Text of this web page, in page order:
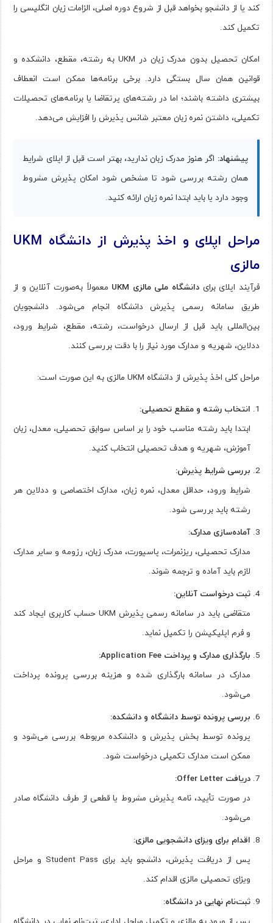
کند یا از دانشجو بخواهد قبل از شروع دوره اصلی، الزامات زبان انگلیسی را
تکمیل کند.
امکان تحصیل بدون مدرک زبان در UKM به رشته، مقطع، دانشکده و
قوانین همان سال بستگی دارد. برخی برنامه‌ها ممکن است انعطاف
بیشتری داشته باشند؛ اما در رشته‌های پرتقاضا یا برنامه‌های تحصیلات
تکمیلی، داشتن نمره زبان معتبر شانس پذیرش را افزایش می‌دهد.
پیشنهاد: اگر هنوز مدرک زبان ندارید، بهتر است قبل از اپلای شرایط
همان رشته بررسی شود تا مشخص شود امکان پذیرش مشروط
وجود دارد یا باید ابتدا نمره زبان ارائه کنید.
مراحل اپلای و اخذ پذیرش از دانشگاه UKM
مالزی
فرآیند اپلای برای دانشگاه ملی مالزی UKM
معمولاً به‌صورت آنلاین و از
طریق سامانه رسمی پذیرش دانشگاه انجام می‌شود. دانشجویان
بین‌المللی باید قبل از ارسال درخواست، رشته، مقطع، شرایط ورود،
ددلاین، شهریه و مدارک مورد نیاز را با دقت بررسی کنند.
مراحل کلی اخذ پذیرش از دانشگاه UKM مالزی به این صورت است:
انتخاب رشته و مقطع تحصیلی:
ابتدا باید رشته مناسب خود را بر اساس سوابق تحصیلی، معدل، زبان
آموزش، شهریه و هدف تحصیلی انتخاب کنید.
بررسی شرایط پذیرش:
شرایط ورود، حداقل معدل، نمره زبان، مدارک اختصاصی و ددلاین هر
رشته باید بررسی شود.
آماده‌سازی مدارک:
مدارک تحصیلی، ریزنمرات، پاسپورت، مدرک زبان، رزومه و سایر مدارک
لازم باید آماده و ترجمه شوند.
ثبت درخواست آنلاین:
متقاضی باید در سامانه رسمی پذیرش UKM حساب کاربری ایجاد کند
و فرم اپلیکیشن را تکمیل نماید.
بارگذاری مدارک و پرداخت Application Fee:
مدارک در سامانه بارگذاری شده و هزینه بررسی پرونده پرداخت
می‌شود.
بررسی پرونده توسط دانشگاه و دانشکده:
پرونده توسط بخش پذیرش و دانشکده مربوطه بررسی می‌شود و
ممکن است مدارک تکمیلی درخواست شود.
دریافت Offer Letter:
در صورت تأیید، نامه پذیرش مشروط یا قطعی از طرف دانشگاه صادر
می‌شود.
اقدام برای ویزای دانشجویی مالزی:
پس از دریافت پذیرش، دانشجو باید برای Student Pass و مراحل
ویزای تحصیلی مالزی اقدام کند.
ثبت‌نام نهایی در دانشگاه: